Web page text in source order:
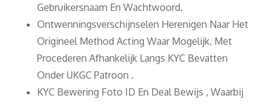
Gebruikersnaam En Wachtwoord.
Ontwenningsverschijnselen Herenigen Naar Het
Origineel Method Acting Waar Mogelijk, Met
Procederen Afhankelijk Langs KYC Bevatten
Onder UKGC Patroon .
KYC Bewering Foto ID En Deal Bewijs , Waarbij